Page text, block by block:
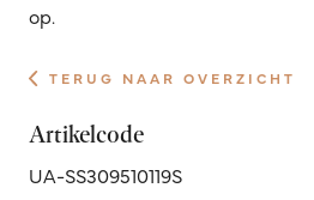
op.
TERUG NAAR OVERZICHT
Artikelcode
UA-SS309510119S